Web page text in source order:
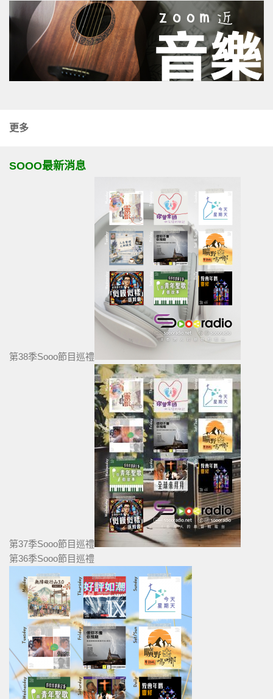
更多
SOOO最新消息
第38季Sooo節目巡禮
第37季Sooo節目巡禮
第36季Sooo節目巡禮